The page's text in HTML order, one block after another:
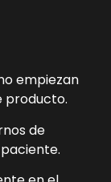
empiezan
producto.
de